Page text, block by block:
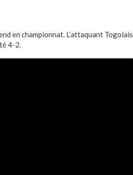
en championnat. L’attaquant Togolais
4-2.